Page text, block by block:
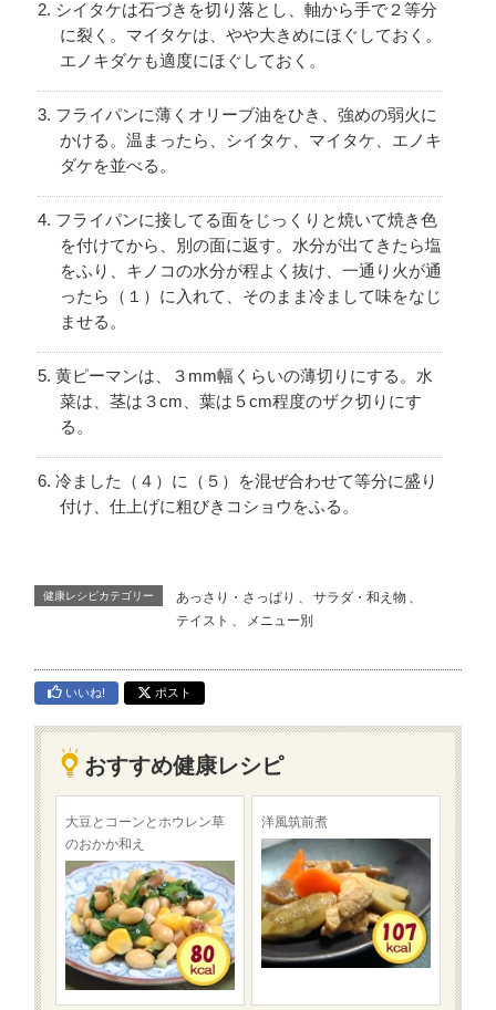
シイタケは石づきを切り落とし、軸から手で２等分
に裂く。マイタケは、やや大きめにほぐしておく。
エノキダケも適度にほぐしておく。
フライパンに薄くオリーブ油をひき、強めの弱火に
かける。温まったら、シイタケ、マイタケ、エノキ
ダケを並べる。
フライパンに接してる面をじっくりと焼いて焼き色
を付けてから、別の面に返す。水分が出てきたら塩
をふり、キノコの水分が程よく抜け、一通り火が通
ったら（１）に入れて、そのまま冷まして味をなじ
ませる。
黄ピーマンは、３mm幅くらいの薄切りにする。水
菜は、茎は３cm、葉は５cm程度のザク切りにす
る。
冷ました（４）に（５）を混ぜ合わせて等分に盛り
付け、仕上げに粗びきコショウをふる。
健康レシピカテゴリー あっさり・さっぱり 、 サラダ・和え物 、
テイスト 、 メニュー別
いいね! ポスト
おすすめ健康レシピ
大豆とコーンとホウレン草
のおかか和え
洋風筑前煮